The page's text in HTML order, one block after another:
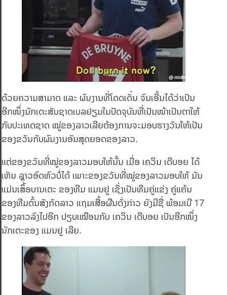
ດ້ວຍຄວາມສາມາດ ແລະ ຜົນງານທີ່ໂດດເດັ່ນ ຈົນເອີ້ນໄດ້ວ່າເປັນ
ອີກໜຶ່ງນັກເຕະສັນຊາດເບລຢຽມໃນປັດຈຸບັນທີ່ເປັນໜ້າເປັນຕາໃຫ້
ກັບປະເທດຊາດ ໝູ່ຂອງລາວເລີຍຕ້ອງການຈະມອບຮາງວັນໃຫ້ເປັນ
ຂອງຂວັນກັບຜົນງານອັນສຸດຍອດຂອງລາວ.
ແຕ່ຂອງຂວັນທີ່ໝູ່ຂອງລາວມອບໃຫ້ນັ້ນ ເມື່ອ ເຄວິນ ເດີບອຍ ໄດ້
ເຫັນ ລາວອົດຫົວບໍ່ໄດ້ ເພາະຂອງຂວັນທີ່ໝູ່ຂອງລາວມອບໃຫ້ ມັນ
ແມ່ນເສຶ້ຶອບານເຕະ ຂອງທີມ ແມນຢູ ເຊິ່ງເປັນທີມຄູ່ແຂ່ງ ຄູ່ແຄ້ນ
ຂອງທີມຕົ້ນສັງກັດລາວ ແຖມເສື້ອຜືນດັ່ງກ່າວ ຍັງມີຊື່ ພ້ອມເບີ 17
ຂອງລາວລົງໄປອີກ ປຽບເໝືອນກັບ ເຄວິນ ເດີບອຍ ເປັນອີກໜຶ່ງ
ນັກເຕະຂອງ ແມນຢູ ເລີຍ.